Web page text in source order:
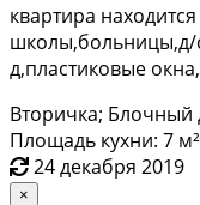
квартира
школы,больницы,д/
д,пластиковые
Вторичка;
Площадь кухни: 7
24 декабря 2019
×